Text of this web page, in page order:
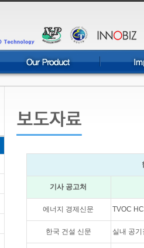
기사 공고처
에너지 경제신문 TVOC
한국 건설 신문 실내 공